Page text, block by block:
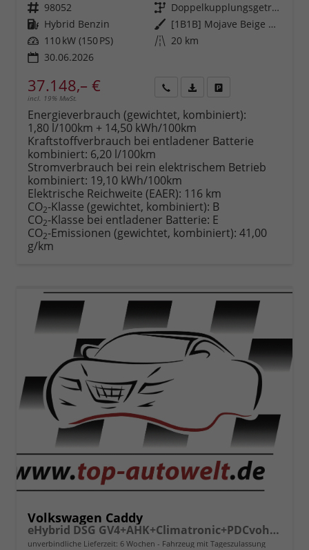
Fahrzeugnr. 98052 Getriebe
Doppelkupplungsgetriebe (DSG)
Kraftstoff Hybrid Benzin Außenfarbe
[1B1B] Mojave Beige Metallic
Leistung 110 kW (150 PS) Kilometerstand 20 km
30.06.2026
37.148,– €
incl. 19% MwSt.
anfordernDatei,
Fahrzeugexposé
drucken
drucken,
parken
oder
vergleichen
Energieverbrauch (gewichtet, kombiniert):
1,80 l/100km + 14,50 kWh/100km
Kraftstoffverbrauch bei entladener Batterie
kombiniert: 6,20 l/100km
Stromverbrauch bei rein elektrischem Betrieb
kombiniert: 19,10 kWh/100km
Elektrische Reichweite (EAER): 116 km
CO2-Klasse (gewichtet, kombiniert): B
CO2-Klasse bei entladener Batterie: E
CO2-Emissionen (gewichtet, kombiniert): 41,00
g/km
Volkswagen Caddy
eHybrid DSG GV4+AHK+Climatronic+PDCvohi+Cam+Regensens.+AppConnect
unverbindliche Lieferzeit: 6 Wochen Fahrzeug mit Tageszulassung